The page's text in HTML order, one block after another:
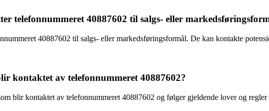
telefonnummeret 40887602 til salgs- eller
40887602 til salgs- eller markedsføringsformål. De kan kontakte
kontaktet av telefonnummeret 40887602?
blir kontaktet av telefonnummeret 40887602 og følger gjeldende lover og